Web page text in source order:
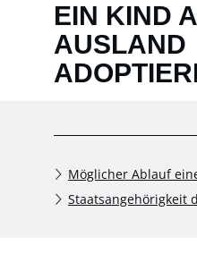
EIN KIND
AUSLAND
Möglicher Ablauf
Staatsangehörigkeit